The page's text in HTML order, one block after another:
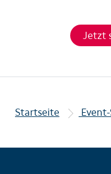
Jetzt
Startseite